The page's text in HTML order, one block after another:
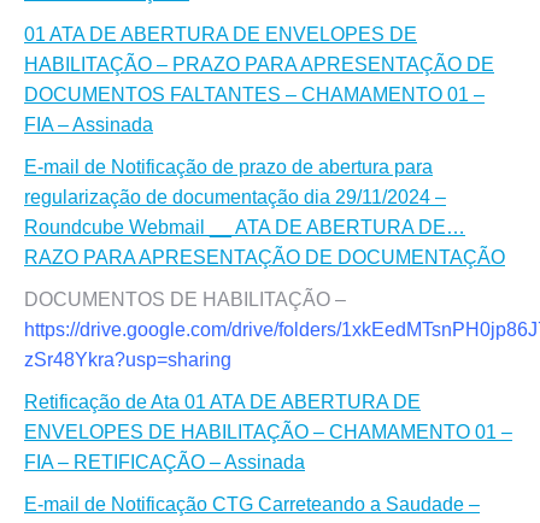
01 ATA DE ABERTURA DE ENVELOPES DE
HABILITAÇÃO – PRAZO PARA APRESENTAÇÃO DE
DOCUMENTOS FALTANTES – CHAMAMENTO 01 –
FIA – Assinada
E-mail de Notificação de prazo de abertura para
regularização de documentação dia 29/11/2024 –
Roundcube Webmail __ ATA DE ABERTURA DE…
RAZO PARA APRESENTAÇÃO DE DOCUMENTAÇÃO
DOCUMENTOS DE HABILITAÇÃO –
https://drive.google.com/drive/folders/
zSr48Ykra?usp=sharing
Retificação de Ata 01 ATA DE ABERTURA DE
ENVELOPES DE HABILITAÇÃO – CHAMAMENTO 01 –
FIA – RETIFICAÇÃO – Assinada
E-mail de Notificação CTG Carreteando a Saudade –